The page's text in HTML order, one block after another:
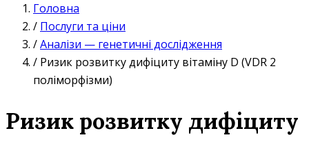
Головна
/ Послуги та ціни
/Аналізи — генетичні дослідження
/ Ризик розвитку дифіциту вітаміну D (VDR 2
поліморфізми)
Ризик розвитку дифіциту